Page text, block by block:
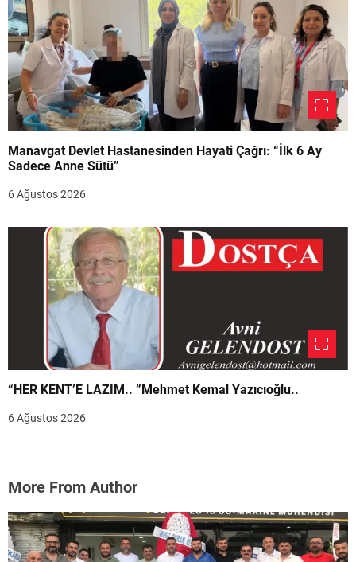
Manavgat Devlet Hastanesinden Hayati Çağrı: “İlk 6 Ay
Sadece Anne Sütü”
6 Ağustos 2026
“HER KENT’E LAZIM.. ”Mehmet Kemal Yazıcıoğlu..
6 Ağustos 2026
More From Author